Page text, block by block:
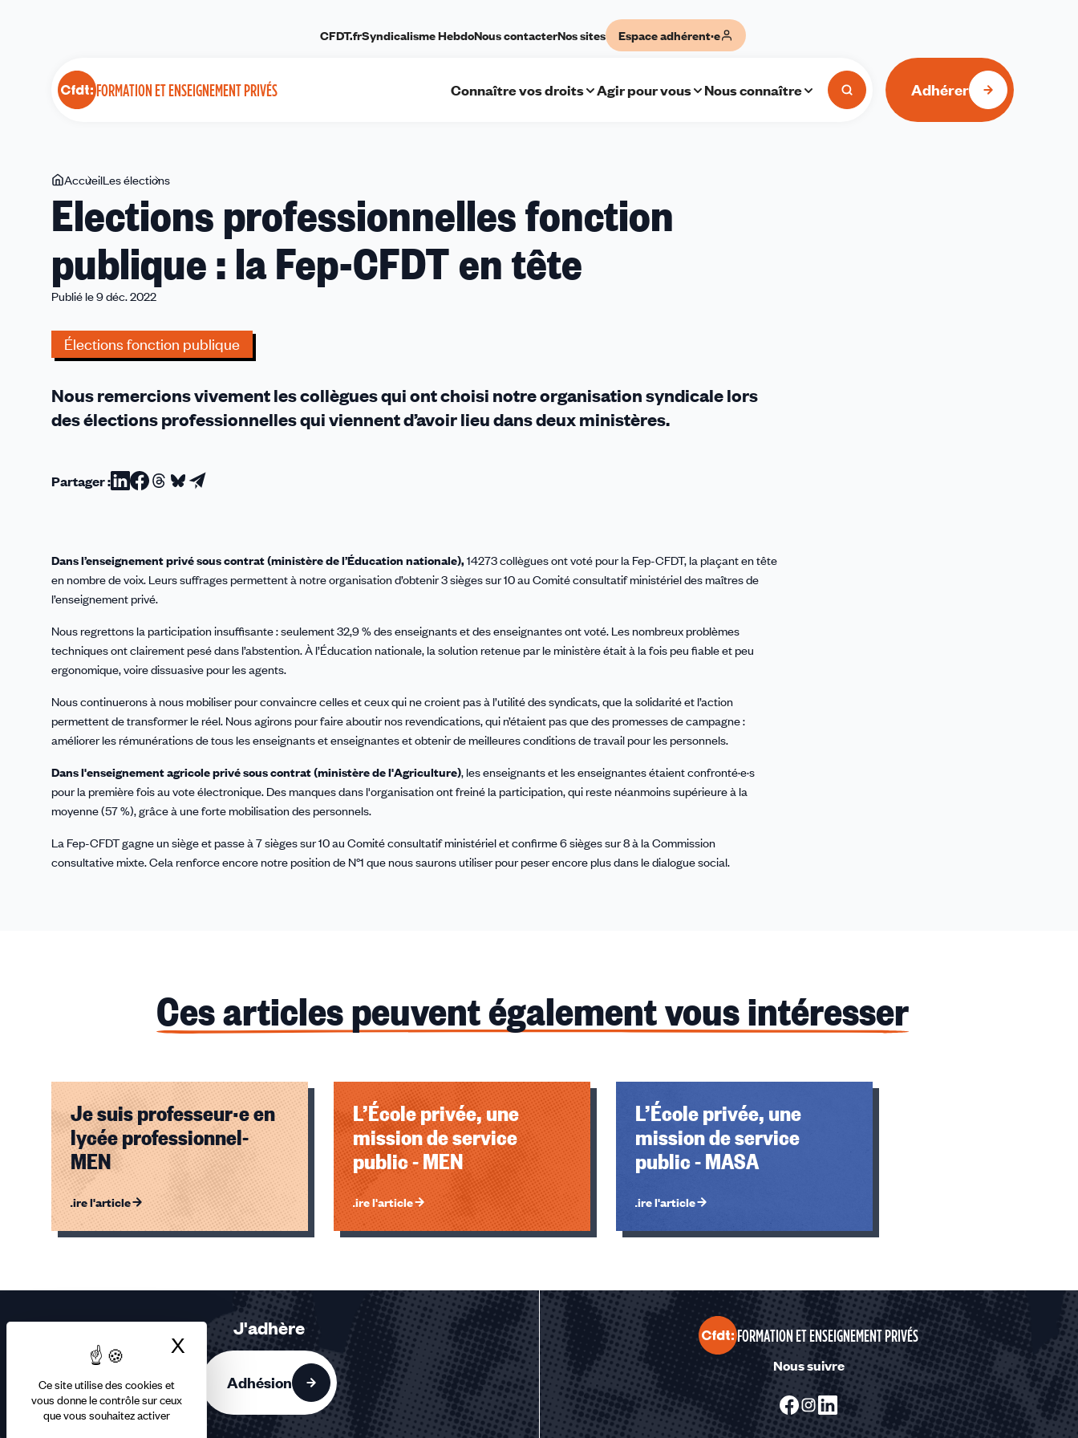
Ce site utilise des cookies et
vous donne le contrôle sur ceux
que vous souhaitez activer
X Masquer le bandeau des cookies
FORMATION ET ENSEIGNEMENT PRIVÉS
CFDT.frSyndicalisme HebdoNous contacterNos sites Espace adhérent·e
Connaître vos droits Agir pour vous Nous connaître Adhérer
Vous
êtes
ici
AccueilLes élections
professionnelles
fonction
en
tête
Elections professionnelles fonction
publique : la Fep-CFDT en tête
Publié le 9 déc. 2022
Élections fonction publique
Nous remercions vivement les collègues qui ont choisi notre organisation syndicale lors
des élections professionnelles qui viennent d’avoir lieu dans deux ministères.
Partager :Partager
Partager
Partager
Partager
Partager
Dans l’enseignement privé sous contrat (ministère de l’Éducation nationale), 14273 collègues ont voté pour la Fep-CFDT, la plaçant en tête
en nombre de voix. Leurs suffrages permettent à notre organisation d’obtenir 3 sièges sur 10 au Comité consultatif ministériel des maîtres de
l’enseignement privé.
Nous regrettons la participation insuffisante : seulement 32,9 % des enseignants et des enseignantes ont voté. Les nombreux problèmes
techniques ont clairement pesé dans l’abstention. À l’Éducation nationale, la solution retenue par le ministère était à la fois peu fiable et peu
ergonomique, voire dissuasive pour les agents.
Nous continuerons à nous mobiliser pour convaincre celles et ceux qui ne croient pas à l’utilité des syndicats, que la solidarité et l’action
permettent de transformer le réel. Nous agirons pour faire aboutir nos revendications, qui n’étaient pas que des promesses de campagne :
améliorer les rémunérations de tous les enseignants et enseignantes et obtenir de meilleures conditions de travail pour les personnels.
Dans l'enseignement agricole privé sous contrat (ministère de l'Agriculture), les enseignants et les enseignantes étaient confronté·e·s
pour la première fois au vote électronique. Des manques dans l'organisation ont freiné la participation, qui reste néanmoins supérieure à la
moyenne (57 %), grâce à une forte mobilisation des personnels.
La Fep-CFDT gagne un siège et passe à 7 sièges sur 10 au Comité consultatif ministériel et confirme 6 sièges sur 8 à la Commission
consultative mixte. Cela renforce encore notre position de N°1 que nous saurons utiliser pour peser encore plus dans le dialogue social.
Ces articles peuvent également vous intéresser
Je suis professeur·e en
lycée professionnel-
MEN
Lire l'article
L’École privée, une
mission de service
public - MEN
Lire l'article
L’École privée, une
mission de service
public - MASA
Lire l'article
Éléments
accessibles
J'adhère
Adhésion
FORMATION ET ENSEIGNEMENT PRIVÉS
Nous suivre